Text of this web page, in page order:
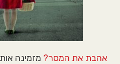
אהבת את המסר? מזמינה